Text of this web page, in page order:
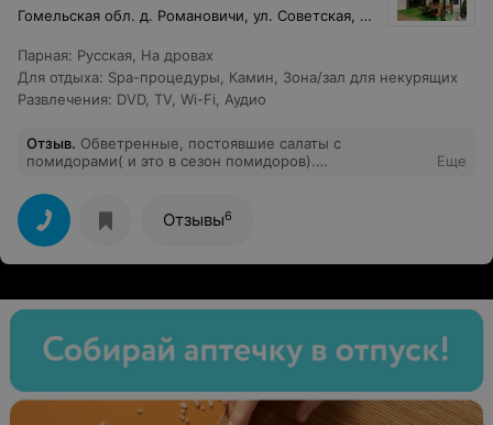
Гомельская обл. д. Романовичи, ул. Советская, 28
Парная: Русская, На дровах
Для отдыха: Spa-процедуры, Камин, Зона/зал для некурящих
Развлечения: DVD, TV, Wi-Fi, Аудио
Отзыв. Обветренные, постоявшие салаты с
помидорами( и это в сезон помидоров).
Постыдитесь- хозяева! Вы же принимаете невест с
огромными платьями. В туалет не реально влезть.......
Еще
Отзывы6